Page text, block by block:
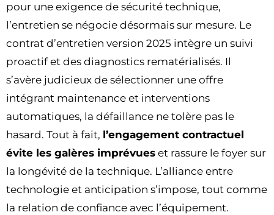
pour une exigence de sécurité technique,
l’entretien se négocie désormais sur mesure. Le
contrat d’entretien version 2025 intègre un suivi
proactif et des diagnostics rematérialisés. Il
s’avère judicieux de sélectionner une offre
intégrant maintenance et interventions
automatiques, la défaillance ne tolère pas le
hasard. Tout à fait, l’engagement contractuel
évite les galères imprévues et rassure le foyer sur
la longévité de la technique. L’alliance entre
technologie et anticipation s’impose, tout comme
la relation de confiance avec l’équipement.